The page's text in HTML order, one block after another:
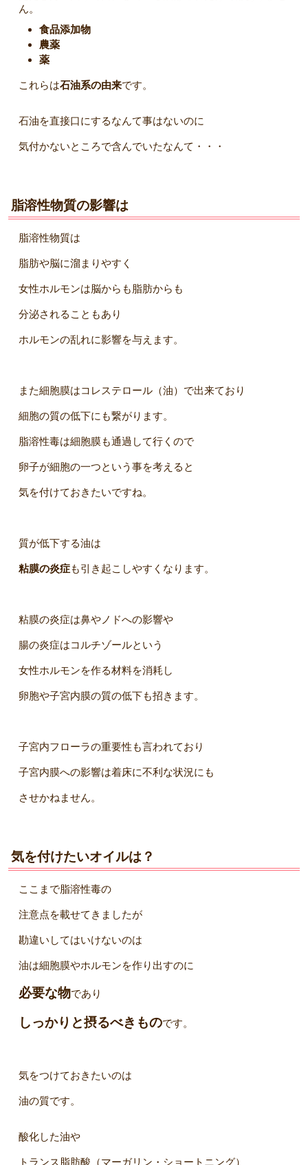
ん。
食品添加物
農薬
薬
これらは石油系の由来です。
石油を直接口にするなんて事はないのに
気付かないところで含んでいたなんて・・・
脂溶性物質の影響は
脂溶性物質は
脂肪や脳に溜まりやすく
女性ホルモンは脳からも脂肪からも
分泌されることもあり
ホルモンの乱れに影響を与えます。
また細胞膜はコレステロール（油）で出来ており
細胞の質の低下にも繋がります。
脂溶性毒は細胞膜も通過して行くので
卵子が細胞の一つという事を考えると
気を付けておきたいですね。
質が低下する油は
粘膜の炎症も引き起こしやすくなります。
粘膜の炎症は鼻やノドへの影響や
腸の炎症はコルチゾールという
女性ホルモンを作る材料を消耗し
卵胞や子宮内膜の質の低下も招きます。
子宮内フローラの重要性も言われており
子宮内膜への影響は着床に不利な状況にも
させかねません。
気を付けたいオイルは？
ここまで脂溶性毒の
注意点を載せてきましたが
勘違いしてはいけないのは
油は細胞膜やホルモンを作り出すのに
必要な物であり
しっかりと摂るべきものです。
気をつけておきたいのは
油の質です。
酸化した油や
トランス脂肪酸（マーガリン・ショートニング）